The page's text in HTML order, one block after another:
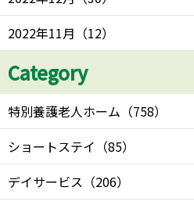
2022年11月 （12）
Category
特別養護老人ホーム （758）
ショートステイ （85）
デイサービス （206）